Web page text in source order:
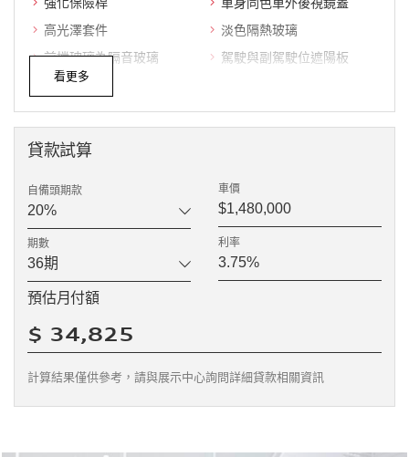
高光澤套件
淡色隔熱玻璃
前擋玻璃為隔音玻璃
駕駛與副駕駛位遮陽板
標準型雙前座椅
三幅式多功能真皮方向盤 (
附換檔撥片 )
ISOFIX兒童安全座椅固定扣
雙前座頭枕
Diamond Paint 銀色飾板
環艙氛圍照明套件 ( 白光 )
感應式鑰匙系統
電子式兒童安全鎖
行李廂底板墊
車內置物收納套件
MMI navigation plus 多
媒體系統
Audi 原廠音響系統
藍牙免持通訊裝置
電子式手煞車附Auto hold
輔助系統( 盲點警示 )
動式車道維持及偏離警示系
看更多
貸款試算
自備頭期款
期數
車價
利率
預估月付額
計算結果僅供參考，請與展示中心詢問詳細貸款相關資訊